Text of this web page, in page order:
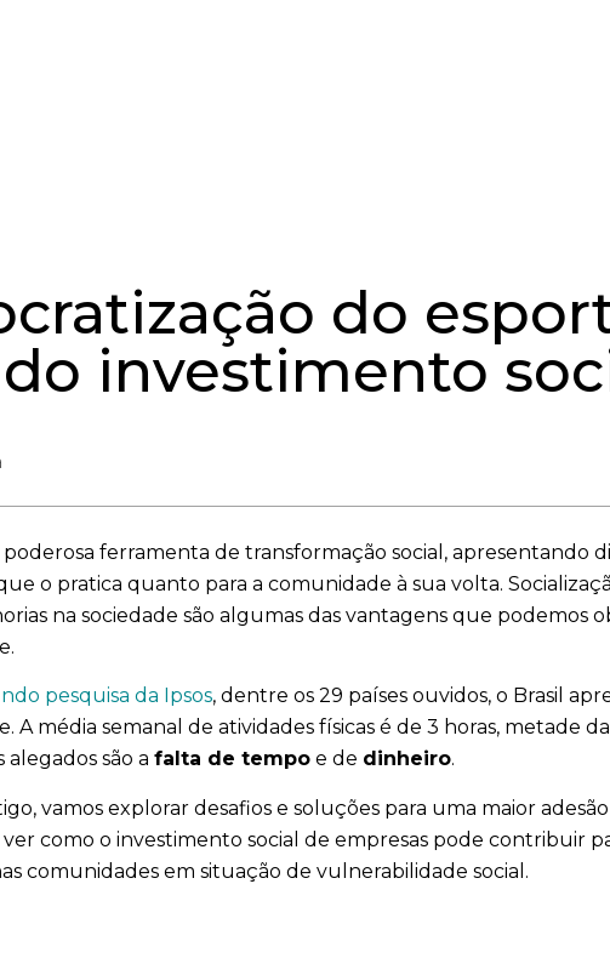
do
investimento
ferramenta de transformação social, apresentando
o pratica quanto para a comunidade à sua volta.
na sociedade são algumas das vantagens que podemos
pesquisa da Ipsos, dentre os 29 países ouvidos, o Brasil
A média semanal de atividades físicas é de 3 horas, metade
alegados são a falta de tempo e de dinheiro.
vamos explorar desafios e soluções para uma maior
ver como o investimento social de empresas pode contribuir
comunidades em situação de vulnerabilidade social.